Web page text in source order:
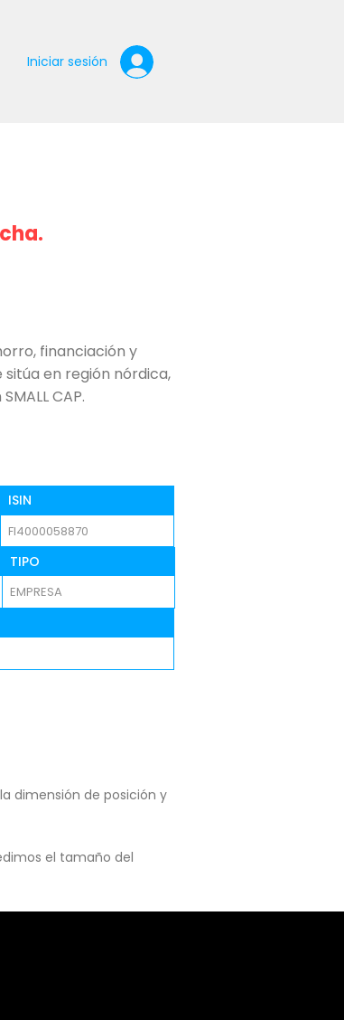
Iniciar sesión
financiación y
sitúa en región nórdica,
CAP.
ISIN
FI4000058870
TIPO
EMPRESA
dimensión de posición y
el tamaño del